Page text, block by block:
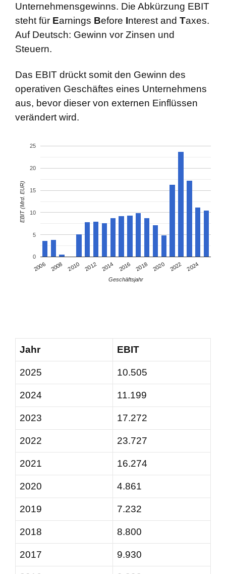
Unternehmensgewinns. Die Abkürzung EBIT
steht für Earnings Before Interest and Taxes.
Auf Deutsch: Gewinn vor Zinsen und
Steuern.
Das EBIT drückt somit den Gewinn des
operativen Geschäftes eines Unternehmens
aus, bevor dieser von externen Einflüssen
verändert wird.
2006 2008 2010 2012 2014 2016 2018 2020 2022 2024
0
5
10
15
20
25
Geschäftsjahr
EBIT (Mrd. EUR)
Jahr EBIT
2025 10.505
2024 11.199
2023 17.272
2022 23.727
2021 16.274
2020 4.861
2019 7.232
2018 8.800
2017 9.930